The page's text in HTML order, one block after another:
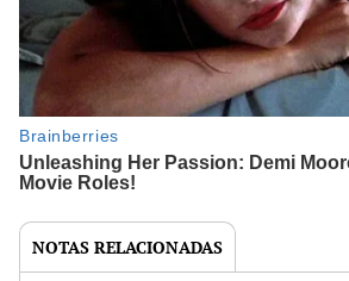
NOTAS RELACIONADAS